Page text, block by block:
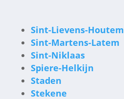
Sint-Lievens-Houtem
Sint-Martens-Latem
Sint-Niklaas
Spiere-Helkijn
Staden
Stekene